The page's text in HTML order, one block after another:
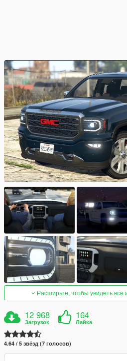
Расширьте, чтобы увидеть
12 968
Загрузок
164
Лайка
4.64 / 5 звёзд (7 голосов)